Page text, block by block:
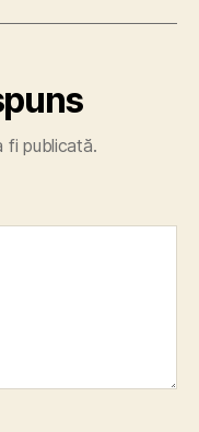
fi publicată.